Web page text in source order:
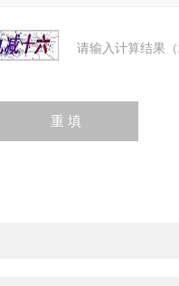
请输入计算结果